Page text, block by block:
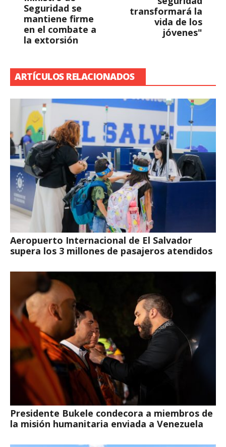
Seguridad se
mantiene firme
en el combate a
la extorsión
transformará la
vida de los
jóvenes"
ARTÍCULOS RELACIONADOS
Aeropuerto Internacional de El Salvador
supera los 3 millones de pasajeros atendidos
Presidente Bukele condecora a miembros de
la misión humanitaria enviada a Venezuela